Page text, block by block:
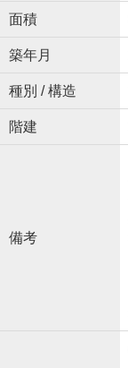
面積
築年月
種別 / 構造
階建
備考